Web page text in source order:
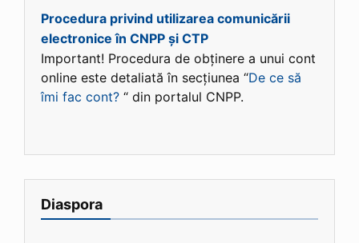
Procedura privind utilizarea comunicării
electronice în CNPP și CTP
Important! Procedura de obținere a unui cont
online este detaliată în secțiunea “De ce să
îmi fac cont? “ din portalul CNPP.
Diaspora